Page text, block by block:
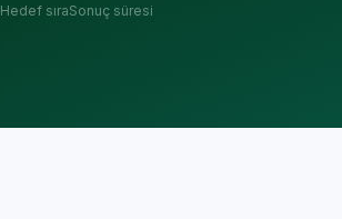
Hedef sıraSonuç süresi